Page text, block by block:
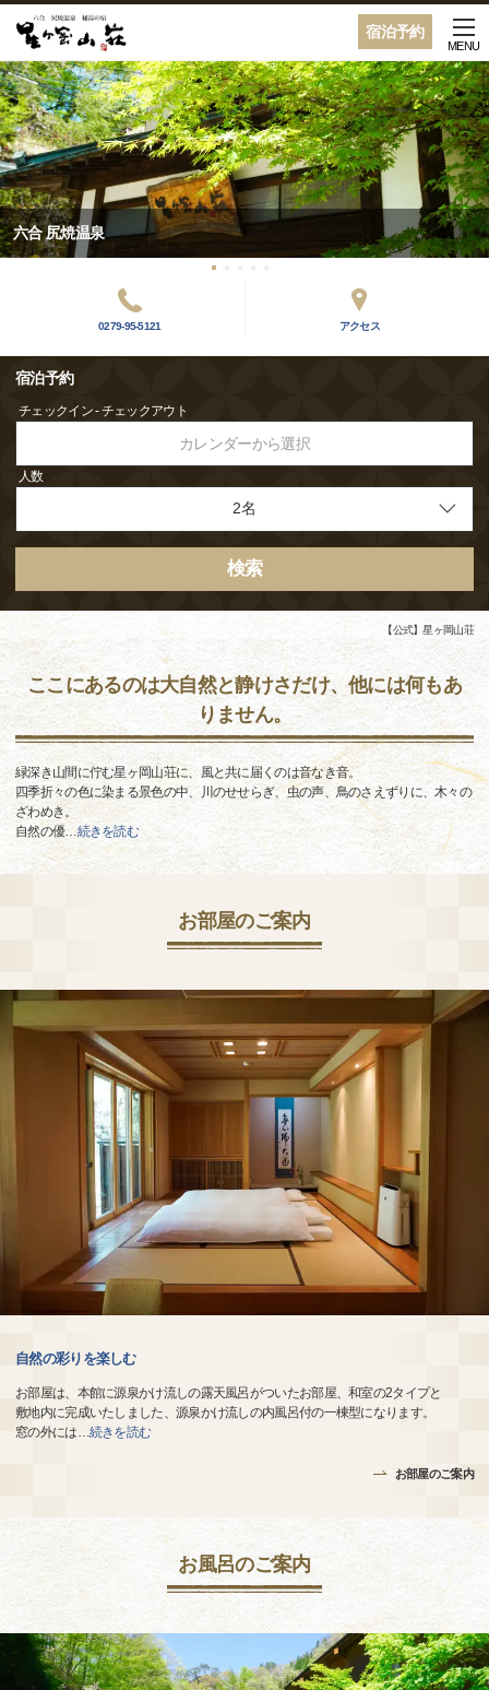
宿泊予約
MENU
六合 尻焼温泉
0279-95-5121 アクセス
宿泊予約
チェックイン - チェックアウト
カレンダーから選択
人数
検索
【公式】星ヶ岡山荘
ここにあるのは大自然と静けさだけ、他には何もあ
りません。
緑深き山間に佇む星ヶ岡山荘に、風と共に届くのは音なき音。
四季折々の色に染まる景色の中、川のせせらぎ、虫の声、鳥のさえずりに、木々の
ざわめき。
自然の優…続きを読む
お部屋のご案内
自然の彩りを楽しむ
お部屋は、本館に源泉かけ流しの露天風呂がついたお部屋、和室の2タイプと
敷地内に完成いたしました、源泉かけ流しの内風呂付の一棟型になります。
窓の外には…続きを読む
お部屋のご案内
お風呂のご案内